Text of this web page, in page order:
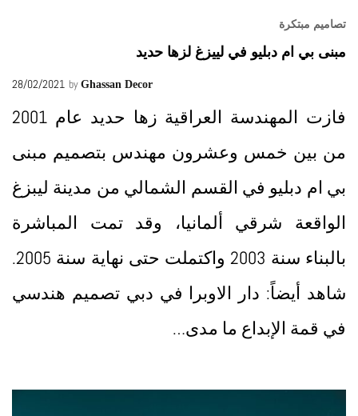
تصاميم مبتكرة
مبنى بي ام دبليو في لييزغ لزها حديد
28/02/2021 by Ghassan Decor
فازت المهندسة العراقية زها حديد عام 2001
من بين خمس وعشرون مهندس بتصميم مبنى
بي ام دبليو في القسم الشمالي من مدينة ليبزغ
الواقعة شرقي ألمانيا، وقد تمت المباشرة
بالبناء سنة 2003 واكتملت حتى نهاية سنة 2005.
شاهد أيضاً: دار الاوبرا في دبي تصميم هندسي
في قمة الإبداع ما مدى…